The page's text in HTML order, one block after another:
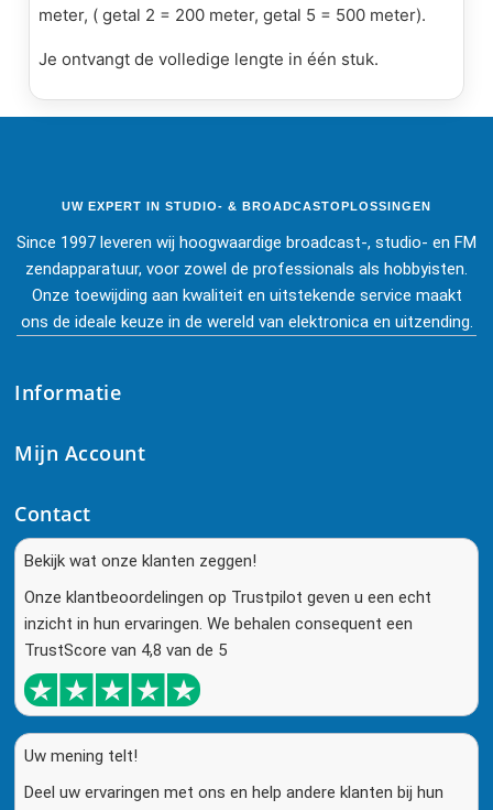
meter, ( getal 2 = 200 meter, getal 5 = 500 meter).
Je ontvangt de volledige lengte in één stuk.
UW EXPERT IN STUDIO- & BROADCASTOPLOSSINGEN
Since 1997 leveren wij hoogwaardige broadcast-, studio- en FM
zendapparatuur, voor zowel de professionals als hobbyisten.
Onze toewijding aan kwaliteit en uitstekende service maakt
ons de ideale keuze in de wereld van elektronica en uitzending.
Informatie
Mijn Account
Contact
Bekijk wat onze klanten zeggen!
Onze klantbeoordelingen op Trustpilot geven u een echt
inzicht in hun ervaringen. We behalen consequent een
TrustScore van 4,8 van de 5
Uw mening telt!
Deel uw ervaringen met ons en help andere klanten bij hun